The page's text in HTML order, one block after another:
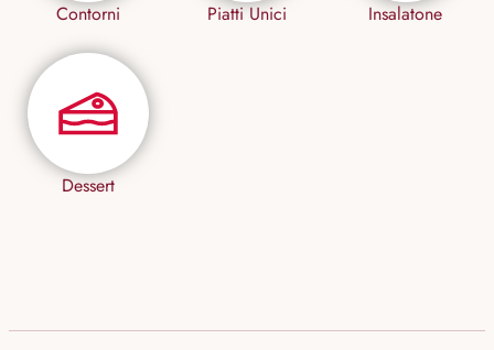
Contorni Piatti Unici Insalatone
Dessert